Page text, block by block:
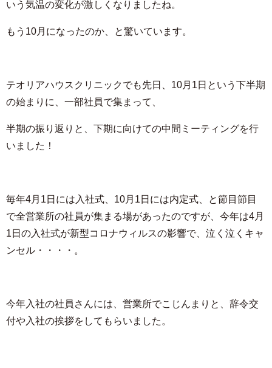
いう気温の変化が激しくなりましたね。
もう 10 月になったのか、と驚いています。
テオリアハウスクリニックでも先日、 10 月 1 日という下半期
の始まりに、一部社員で集まって、
半期の振り返りと、下期に向けての中間ミーティングを行
いました！
毎年4 月 1 日には入社式、 10 月 1 日には内定式、と節目節目
で全営業所の社員が集まる場があったのですが、今年は4 月
1 日の入社式が新型コロナウィルスの影響で、泣く泣くキャ
ンセル・・・・。
今年入社の社員さんには、営業所でこじんまりと、辞令交
付や入社の挨拶をしてもらいました。